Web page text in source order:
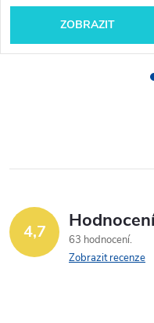
ZOBRAZIT
4,7
63 hodnocení
Zobrazit recenze